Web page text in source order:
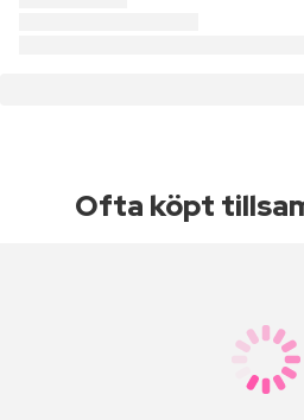
Ofta köpt